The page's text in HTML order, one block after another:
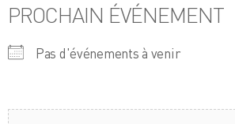
PROCHAIN ÉVÉNEMENT
Pas d'événements à venir